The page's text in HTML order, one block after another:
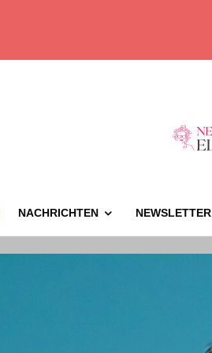
NACHRICHTEN NEWSLETTER